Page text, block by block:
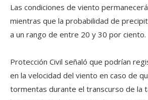
Las condiciones de viento
mientras que la probabilidad de
a un rango de entre 20 y 30 por ciento.
Protección Civil señaló que podrían
en la velocidad del viento en caso de
tormentas durante el transcurso de la